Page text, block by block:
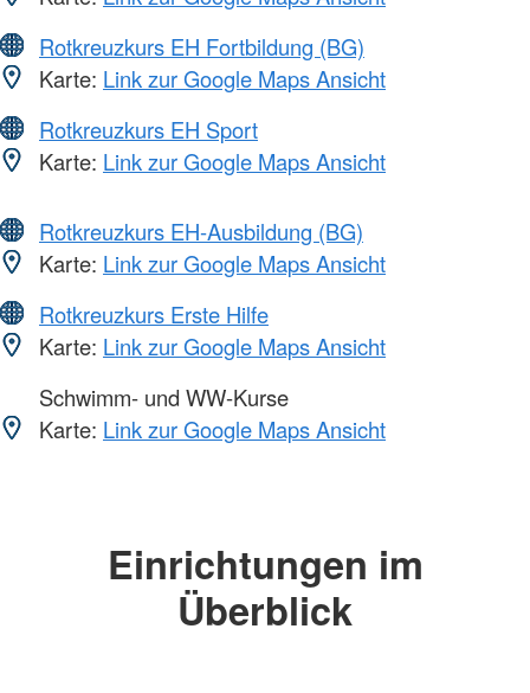
Rotkreuzkurs EH Fortbildung (BG)
Karte: Link zur Google Maps Ansicht
Rotkreuzkurs EH Sport
Karte: Link zur Google Maps Ansicht
Rotkreuzkurs EH-Ausbildung (BG)
Karte: Link zur Google Maps Ansicht
Rotkreuzkurs Erste Hilfe
Karte: Link zur Google Maps Ansicht
Schwimm- und WW-Kurse
Karte: Link zur Google Maps Ansicht
Einrichtungen im
Überblick